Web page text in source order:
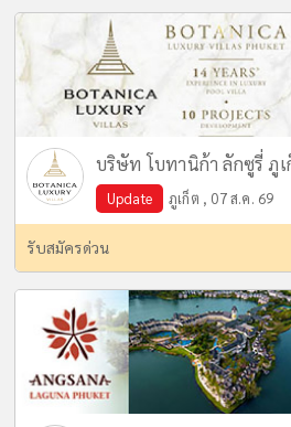
บริษัท โบทานิก้า ลักซูรี่ ภู
Update ภูเก็ต , 07 ส.ค. 69
รับสมัครด่วน